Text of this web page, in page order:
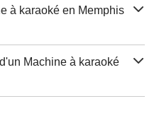
à karaoké en Memphis
Machine à karaoké